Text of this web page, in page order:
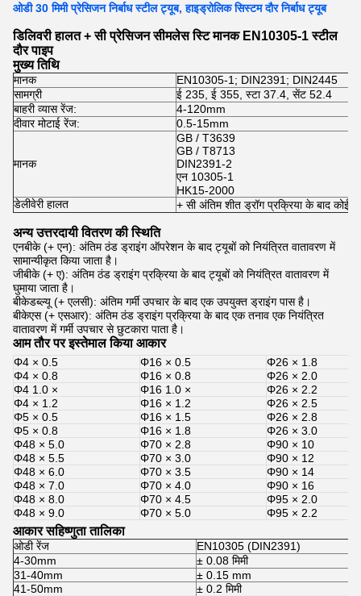
ओडी 30 मिमी प्रेसिजन निर्बाध स्टील ट्यूब, हाइड्रोलिक सिस्टम दौर निर्बाध ट्यूब
डिलिवरी हालत + सी प्रेसिजन सीमलेस स्टि मानक EN10305-1 स्टील
दौर पाइप
मुख्य तिथि
मानक
EN10305-1; DIN2391; DIN2445
सामग्री
ई 235, ई 355, स्टा 37.4, सेंट 52.4
बाहरी व्यास रेंज:
4-120mm
दीवार मोटाई रेंज:
0.5-15mm
मानक
GB / T3639
GB / T8713
DIN2391-2
एन 10305-1
HK15-2000
डेलीवेरी हालत
+ सीअंतिम शीत ड्रॉग प्रक्रिया के बाद कोई
अन्य उत्तरदायी वितरण की स्थिति
एनबीके (+ एन): अंतिम ठंड ड्राइंग ऑपरेशन के बाद ट्यूबों को नियंत्रित वातावरण में
सामान्यीकृत किया जाता है।
जीबीके (+ ए): अंतिम ठंड ड्राइंग प्रक्रिया के बाद ट्यूबों को नियंत्रित वातावरण में
घुमाया जाता है।
बीकेडब्ल्यू (+ एलसी): अंतिम गर्मी उपचार के बाद एक उपयुक्त ड्राइंग पास है।
बीकेएस (+ एसआर): अंतिम ठंड ड्राइंग प्रक्रिया के बाद एक तनाव एक नियंत्रित
वातावरण में गर्मी उपचार से छुटकारा पाता है।
आम तौर पर इस्तेमाल किया आकार
Φ4 × 0.5 Φ16 × 0.5
Φ26 × 1.8
Φ4 × 0.8
Φ16 × 0.8
Φ26 × 2.0
Φ4 1.0 ×
Φ16 1.0 ×
Φ26 × 2.2
Φ4 × 1.2
Φ16 × 1.2
Φ26 × 2.5
Φ5 × 0.5
Φ16 × 1.5
Φ26 × 2.8
Φ5 × 0.8
Φ16 × 1.8
Φ26 × 3.0
Φ48 × 5.0
Φ70 × 2.8
Φ90 × 10
Φ48 × 5.5
Φ70 × 3.0
Φ90 × 12
Φ48 × 6.0
Φ70 × 3.5
Φ90 × 14
Φ48 × 7.0
Φ70 × 4.0
Φ90 × 16
Φ48 × 8.0
Φ70 × 4.5
Φ95 × 2.0
Φ48 × 9.0
Φ70 × 5.0 Φ95 × 2.2
आकार सहिष्णुता तालिका
ओडी रेंज
EN10305 (DIN2391)
4-30mm
± 0.08 मिमी
31-40mm
± 0.15 mm
41-50mm
± 0.2 मिमी